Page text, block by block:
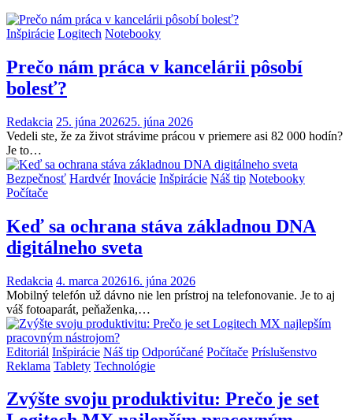
Inšpirácie Logitech Notebooky
Prečo nám práca v kancelárii pôsobí
bolesť?
Redakcia 25. júna 202625. júna 2026
Vedeli ste, že za život strávime prácou v priemere asi 82 000 hodín?
Je to…
Bezpečnosť Hardvér Inovácie Inšpirácie Náš tip Notebooky
Počítače
Keď sa ochrana stáva základnou DNA
digitálneho sveta
Redakcia 4. marca 202616. júna 2026
Mobilný telefón už dávno nie len prístroj na telefonovanie. Je to aj
váš fotoaparát, peňaženka,…
Editoriál Inšpirácie Náš tip Odporúčané Počítače Príslušenstvo
Reklama Tablety Technológie
Zvýšte svoju produktivitu: Prečo je set